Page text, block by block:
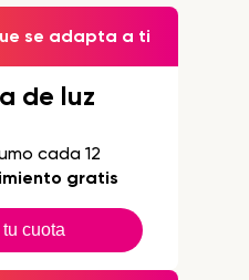
se adapta a ti
de luz
cada 12
gratis
cuota